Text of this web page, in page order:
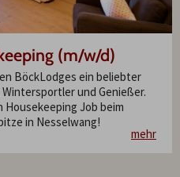
(m/w/d)
BöckLodges ein beliebter
und Genießer.
Job beim
in Nesselwang!
mehr